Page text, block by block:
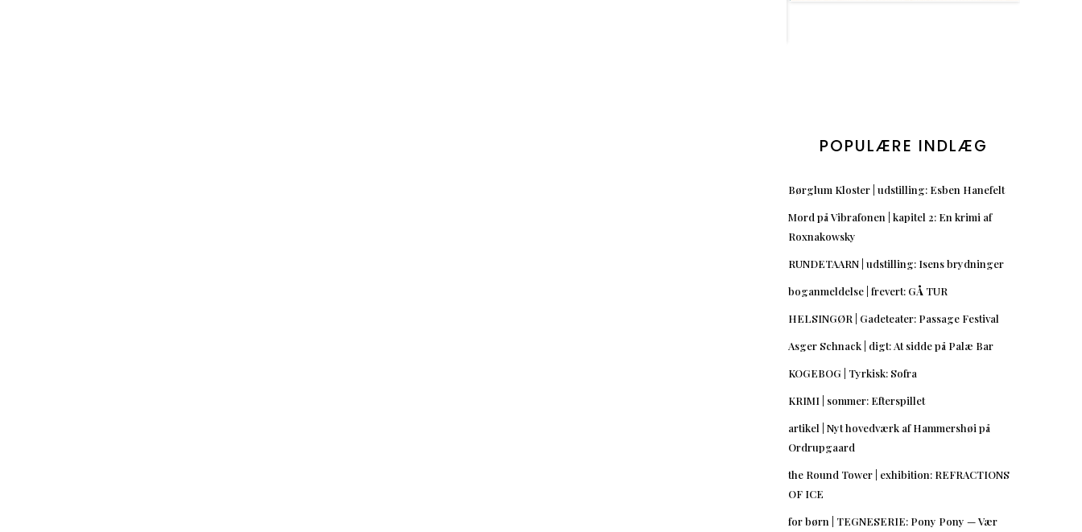
POPULÆRE INDLÆG
Børglum Kloster | udstilling: Esben Hanefelt
Mord på Vibrafonen | kapitel 2: En krimi af
Roxnakowsky
RUNDETAARN | udstilling: Isens brydninger
boganmeldelse | frevert: GÅ TUR
HELSINGØR | Gadeteater: Passage Festival
Asger Schnack | digt: At sidde på Palæ Bar
KOGEBOG | Tyrkisk: Sofra
KRIMI | sommer: Efterspillet
artikel | Nyt hovedværk af Hammershøi på
Ordrupgaard
the Round Tower | exhibition: REFRACTIONS
OF ICE
for børn | TEGNESERIE: Pony Pony — Vær